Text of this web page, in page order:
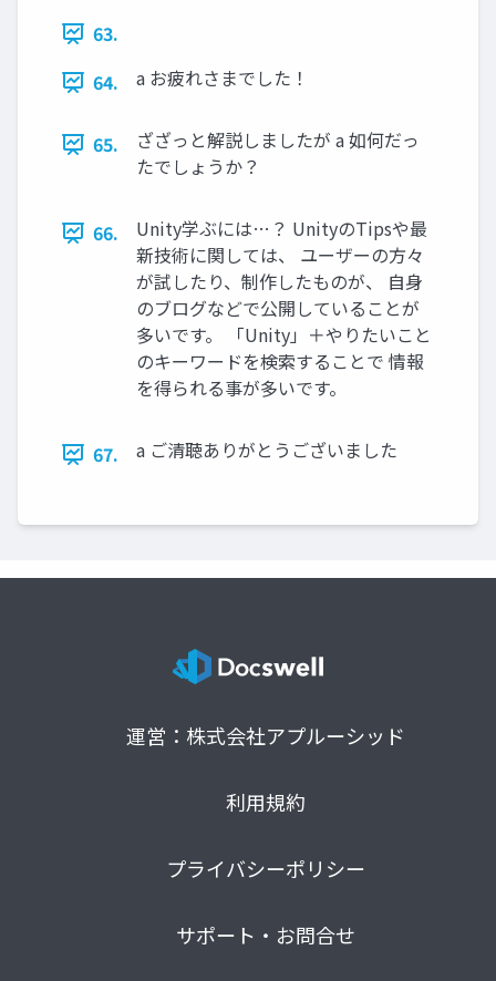
63.
64.
a お疲れさまでした！
65.
ざざっと解説しましたが a 如何だっ
たでしょうか？
66.
Unity学ぶには…？ UnityのTipsや最
新技術に関しては、 ユーザーの方々
が試したり、制作したものが、 自身
のブログなどで公開していることが
多いです。 「Unity」＋やりたいこと
のキーワードを検索することで 情報
を得られる事が多いです。
67. a ご清聴ありがとうございました
運営：株式会社アプルーシッド
利用規約
プライバシーポリシー
サポート・お問合せ